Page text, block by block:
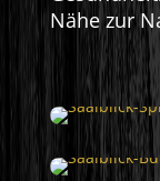
Nähe zur